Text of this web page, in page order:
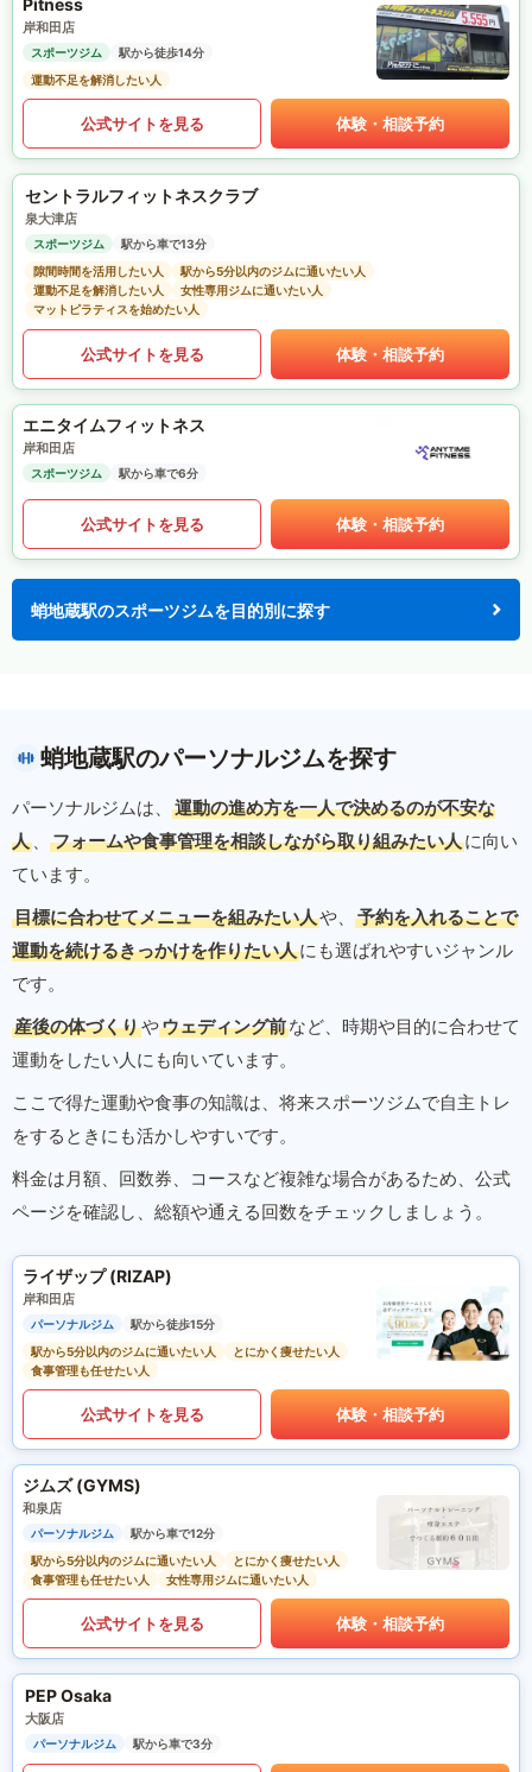
Pitness
岸和田店
スポーツジム
駅から徒歩14分
運動不足を解消したい人
公式サイトを見る 体験・相談予約
セントラルフィットネスクラブ
泉大津店
スポーツジム
駅から車で13分
隙間時間を活用したい人
駅から5分以内のジムに通いたい人
運動不足を解消したい人
女性専用ジムに通いたい人
マットピラティスを始めたい人
公式サイトを見る 体験・相談予約
エニタイムフィットネス
岸和田店
スポーツジム 駅から車で6分
公式サイトを見る 体験・相談予約
蛸地蔵駅のスポーツジムを目的別に探す
蛸地蔵駅のパーソナルジムを探す
パーソナルジムは、
運動の進め方を一人で決めるのが不安な
人 、 フォームや食事管理を相談しながら取り組みたい人に向い
ています。
目標に合わせてメニューを組みたい人や、
予約を入れることで
運動を続けるきっかけを作りたい人にも選ばれやすいジャンル
です。
産後の体づくりやウェディング前など、時期や目的に合わせて
運動をしたい人にも向いています。
ここで得た運動や食事の知識は、将来スポーツジムで自主トレ
をするときにも活かしやすいです。
料金は月額、回数券、コースなど複雑な場合があるため、公式
ページを確認し、総額や通える回数をチェックしましょう。
ライザップ (RIZAP)
岸和田店
パーソナルジム
駅から徒歩15分
駅から5分以内のジムに通いたい人
とにかく痩せたい人
食事管理も任せたい人
公式サイトを見る 体験・相談予約
ジムズ (GYMS)
和泉店
パーソナルジム
駅から車で12分
駅から5分以内のジムに通いたい人
とにかく痩せたい人
食事管理も任せたい人
女性専用ジムに通いたい人
公式サイトを見る 体験・相談予約
PEP Osaka
大阪店
パーソナルジム 駅から車で3分